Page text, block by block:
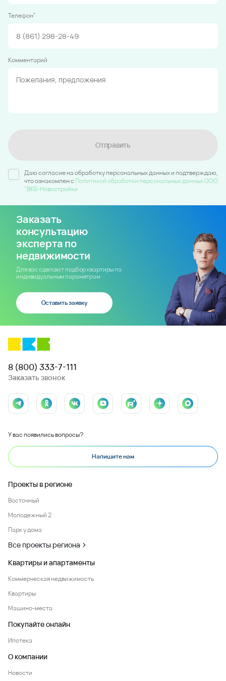
Телефон*
Комментарий
Отправить
Даю согласие на обработку персональных данных и подтверждаю,
что ознакомлен c Политикой обработки персональных данных ООО
"ВКБ-Новостройки
Заказать
консультацию
эксперта по
недвижимости
Для вас сделают подбор квартиры по
индивидуальным параметрам
Оставить заявку
8 (800) 333-7-111
Заказать звонок
У вас появились вопросы?
Напишите нам
Проекты в регионе
Восточный
Молодежный 2
Парк у дома
Все проекты региона
Квартиры и апартаменты
Коммерческая недвижимость
Квартиры
Машино-места
Покупайте онлайн
Ипотека
О компании
Новости